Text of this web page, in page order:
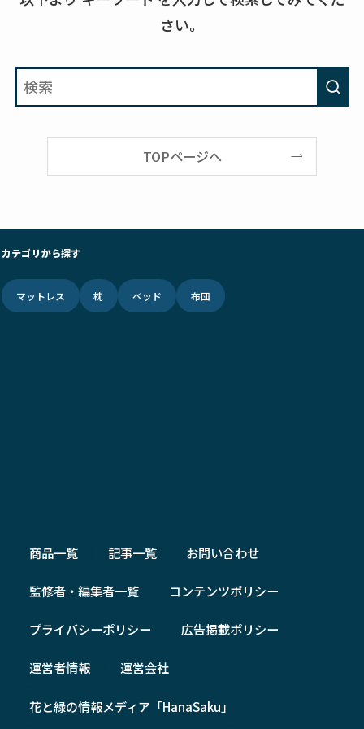
さい。
TOPページへ
カテゴリから探す
マットレス 枕 ベッド 布団
商品一覧 記事一覧 お問い合わせ
監修者・編集者一覧 コンテンツポリシー
プライバシーポリシー 広告掲載ポリシー
運営者情報 運営会社
花と緑の情報メディア「HanaSaku」